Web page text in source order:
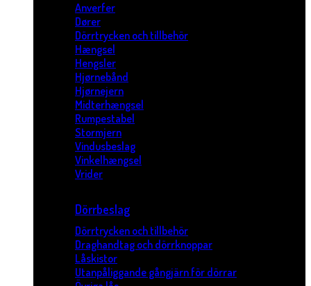
Anverfer
Dører
Dörrtrycken och tillbehör
Hængsel
Hengsler
Hjørnebånd
Hjørnejern
Midterhængsel
Rumpestabel
Stormjern
Vindusbeslag
Vinkelhængsel
Vrider
Dörrbeslag
Dörrtrycken och tillbehör
Draghandtag och dörrknoppar
Låskistor
Utanpåliggande gångjärn för dörrar